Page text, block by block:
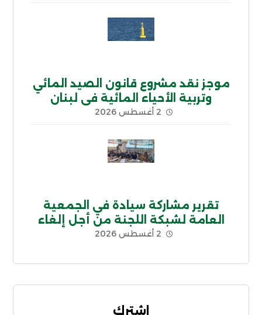
موجز نقد مشروع قانون الصيد المائي
وتربية الأحياء المائية في لبنان
2 أغسطس 2026
تقرير مشاركة سيادة في الجمعية
العامة لشبكة اللجنة من أجل إلغاء
الديون غير الشرعية CADTM بإفريقيا
2 أغسطس 2026
اشترك